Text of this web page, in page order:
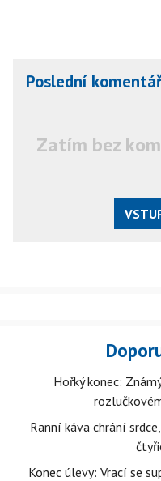
Poslední
Zatím bez
Hořký konec:
Ranní káva chrání
Konec úlevy: Vrací se